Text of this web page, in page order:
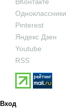
Одноклассники
Pinterest
Яндекс Дзен
Youtube
RSS
Вход